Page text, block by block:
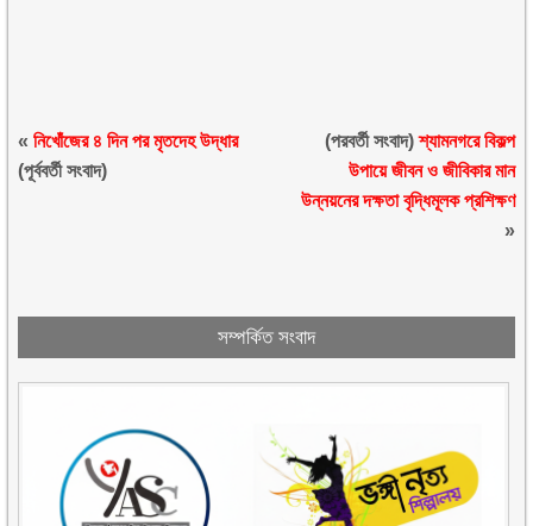
«নিখোঁজের ৪ দিন পর মৃতদেহ উদ্ধার
(পূর্ববর্তী সংবাদ)
(পরবর্তী সংবাদ)শ্যামনগরে বিকল্প
উপায়ে জীবন ও জীবিকার মান
উন্নয়নের দক্ষতা বৃদ্ধিমূলক প্রশিক্ষণ
»
সম্পর্কিত সংবাদ